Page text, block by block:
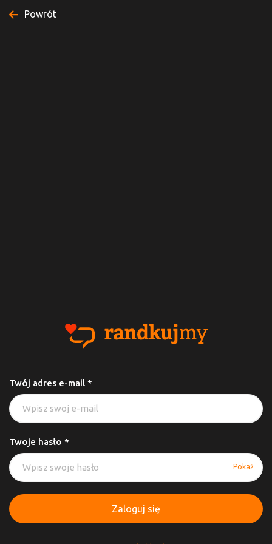
Powrót
Twój adres e-mail *
Twoje hasło *
Pokaż
Zaloguj się